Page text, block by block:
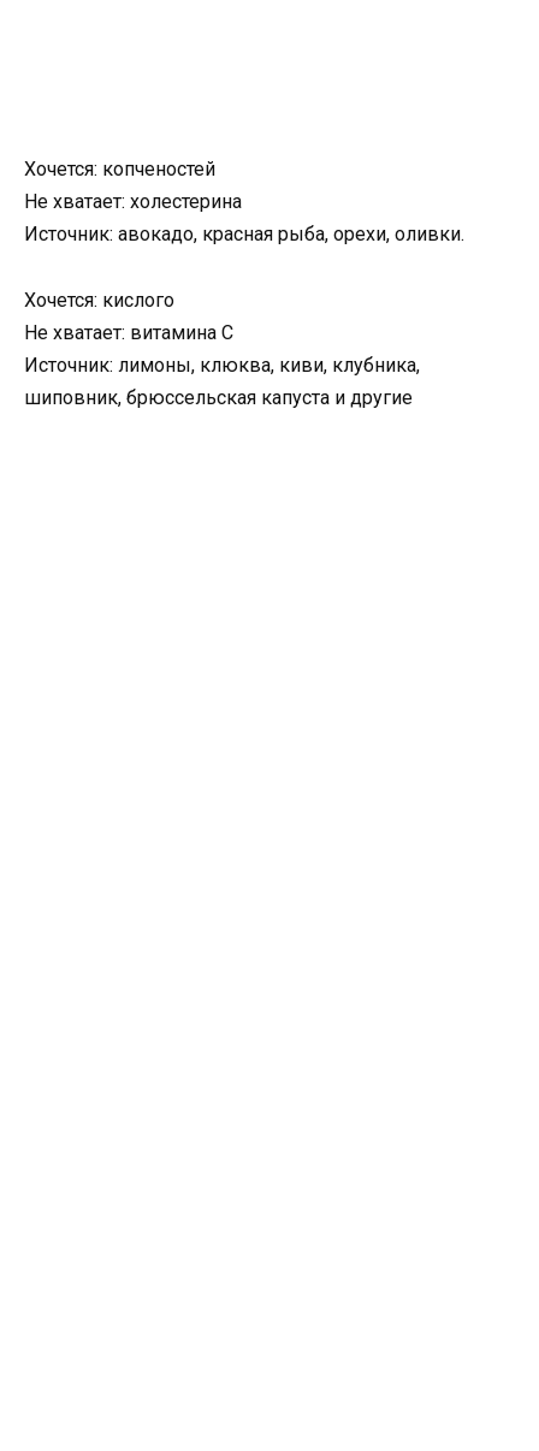
Хочется: копченостей
Не хватает: холестерина
Источник: авокадо, красная рыба, орехи, оливки.
Хочется: кислого
Не хватает: витамина С
Источник: лимоны, клюква, киви, клубника,
шиповник, брюссельская капуста и другие